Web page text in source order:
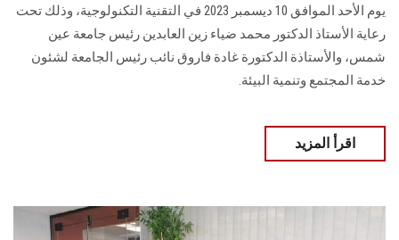
يوم الأحد الموافق 10 ديسمبر 2023 في التقنية التكنولوجية، وذلك تحت
رعاية الأستاذ الدكتور محمد ضياء زين العابدين رئيس جامعة عين
شمس، والأستاذة الدكتورة غادة فاروق نائب رئيس الجامعة لشئون
خدمة المجتمع وتنمية البيئة.
اقرأ المزيد